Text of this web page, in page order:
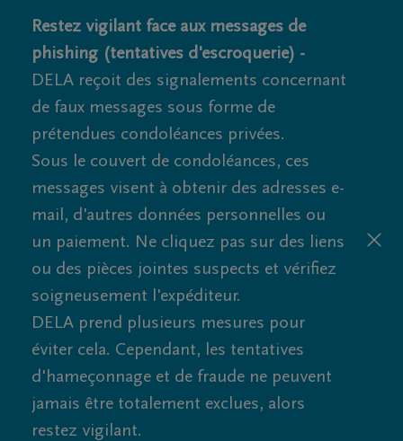
Restez vigilant face aux messages de
phishing (tentatives d'escroquerie) -
DELA reçoit des signalements concernant
de faux messages sous forme de
prétendues condoléances privées.
Sous le couvert de condoléances, ces
messages visent à obtenir des adresses e-
mail, d'autres données personnelles ou
un paiement. Ne cliquez pas sur des liens
ou des pièces jointes suspects et vérifiez
soigneusement l'expéditeur.
DELA prend plusieurs mesures pour
éviter cela. Cependant, les tentatives
d'hameçonnage et de fraude ne peuvent
jamais être totalement exclues, alors
restez vigilant.